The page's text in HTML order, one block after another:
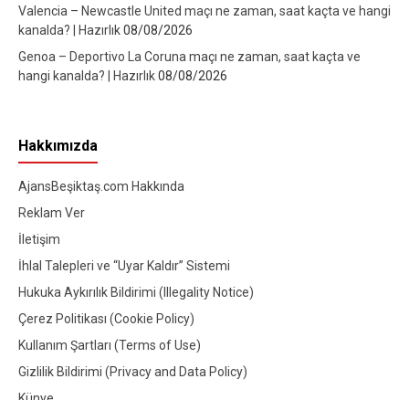
Valencia – Newcastle United maçı ne zaman, saat kaçta ve hangi
kanalda? | Hazırlık08/08/2026
Genoa – Deportivo La Coruna maçı ne zaman, saat kaçta ve
hangi kanalda? | Hazırlık08/08/2026
Hakkımızda
AjansBeşiktaş.com Hakkında
Reklam Ver
İletişim
İhlal Talepleri ve “Uyar Kaldır” Sistemi
Hukuka Aykırılık Bildirimi (Illegality Notice)
Çerez Politikası (Cookie Policy)
Kullanım Şartları (Terms of Use)
Gizlilik Bildirimi (Privacy and Data Policy)